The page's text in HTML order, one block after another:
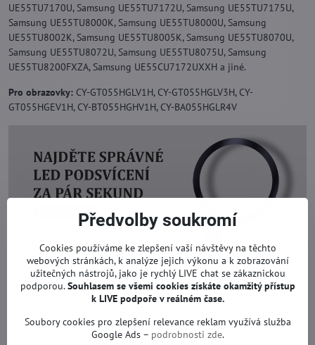
UE55TU7170U, Samsung UE55TU7172U, Samsung UE55TU7175U,
Samsung UE55TU8000K, Samsung UE55TU8000U, Samsung
UE55TU8002K, Samsung UE55TU8005K, Samsung UE55TU8070U,
Samsung UE55TU8072U, Samsung UE55TU8075U, Samsung
UE55TU8200FXZA, Samsung UE55CU7172UXXH a jiné.
Pro obrazovky: CY-GT055HGLV1H, CY-GT055HGLV3H, CY-
GT055HGEV1H, CY-BT055HGHV1H, CY-BA055HGLR4V
Poradna: Nerovnoměrné podsvícení LED TV
Předvolby soukromí
Cookies používáme ke zlepšení vaší návštěvy na těchto
webových stránkách, k analýze jejich výkonu a k zobrazování
užitečných nástrojů, jako je rychlý LIVE chat se zákaznickou
podporou.Souhlasem se všemi cookies získáte okamžitý přístup
k LIVE podpoře v reálném čase.
Soubory cookies pro zlepšení relevance reklam využívá služba
Google Ads – podrobnosti zde.